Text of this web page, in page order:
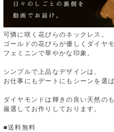
可憐に咲く花びらのネックレス。
ゴールドの花びらが優しくダイヤ
フェミニンで華やかな印象。
シンプルで上品なデザインは、
お仕事にもデートにもシーンを選
ダイヤモンドは輝きの良い天然の
厳選してお作りしております。
■送料無料